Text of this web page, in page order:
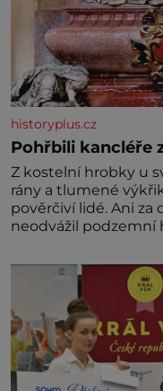
historyplus.cz
Pohřbili kancléře
Z kostelní hrobky u
rány a tlumené
pověrčiví lidé. Ani za
neodvážil podzemní
divné burácení
později hrobku